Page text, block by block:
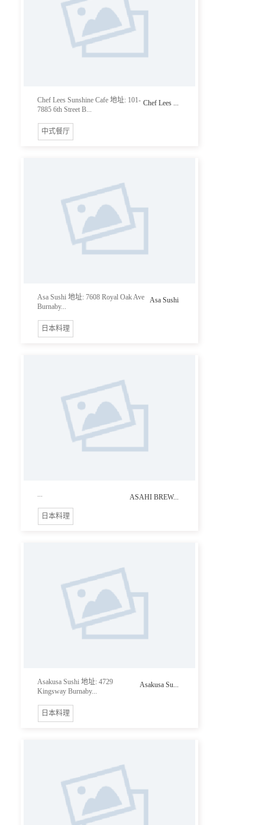
Chef Lees ...
Chef Lees Sunshine Cafe 地址: 101-
7885 6th Street B...
中式餐厅
Asa Sushi
Asa Sushi 地址: 7608 Royal Oak Ave
Burnaby...
日本料理
ASAHI BREW...
日本料理
Asakusa Su...
Asakusa Sushi 地址: 4729
Kingsway Burnaby...
日本料理